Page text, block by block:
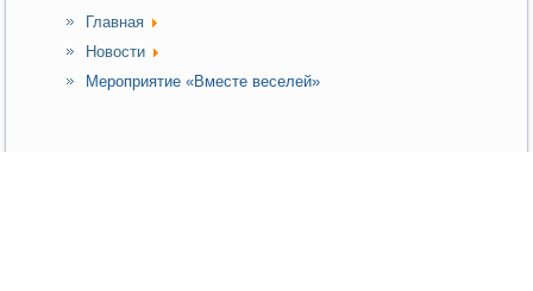
Главная
Новости
Мероприятие «Вместе веселей»